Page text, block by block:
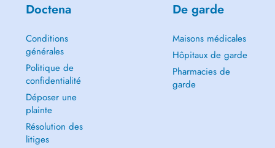
Doctena
Conditions
générales
Politique de
confidentialité
Déposer une
plainte
Résolution des
litiges
De garde
Maisons médicales
Hôpitaux de garde
Pharmacies de
garde